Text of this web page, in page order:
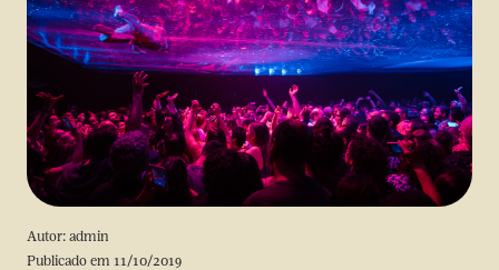
Autor: admin
Publicado em 11/10/2019